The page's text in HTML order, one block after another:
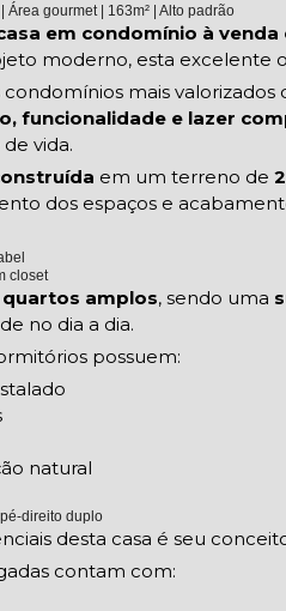
gourmet | 163m² | Alto padrão
em condomínio à venda
moderno, esta excelente
mais
funcionalidade e lazer
vida.
em um terreno de
dos espaços e
closet
quartos amplos, sendo uma
no dia a dia.
possuem:
natural
direito duplo
desta casa é seu
contam com: